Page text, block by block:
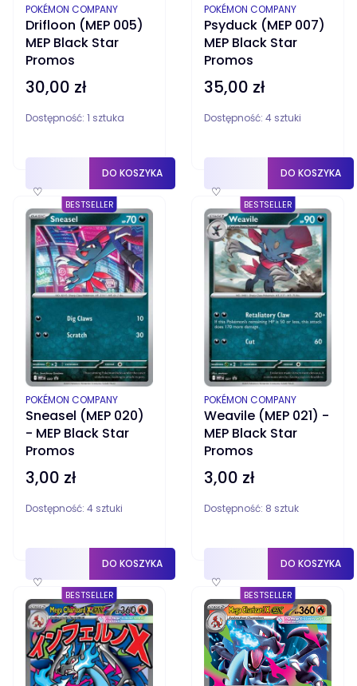
Drifloon (MEP 005)
MEP Black Star
Promos
PRODUCENT
POKÉMON COMPANY
Cena
30,00 zł
Dostępność: 1 sztuka
♡
DO KOSZYKA
Psyduck (MEP 007)
MEP Black Star
Promos
PRODUCENT
POKÉMON COMPANY
Cena
35,00 zł
Dostępność: 4 sztuki
♡
DO KOSZYKA
BESTSELLER
Sneasel (MEP 020)
- MEP Black Star
Promos
PRODUCENT
POKÉMON COMPANY
Cena
3,00 zł
Dostępność: 4 sztuki
♡
DO KOSZYKA
BESTSELLER
Weavile (MEP 021) -
MEP Black Star
Promos
PRODUCENT
POKÉMON COMPANY
Cena
3,00 zł
Dostępność: 8 sztuk
♡
DO KOSZYKA
BESTSELLER BESTSELLER